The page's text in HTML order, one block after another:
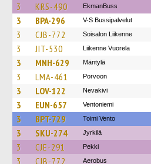
3 KRS-490 EkmanBuss
3 BPA-296 V-S Bussipalvelut
3 CJB-772 Soisalon Liikenne
3 JIT-530 Liikenne Vuorela
3 MNH-629 Mäntylä
3 LMA-461 Porvoon
3 LOV-122 Nevakivi
3 EUN-657 Ventoniemi
3 BPT-729 Toimi Vento
3 SKU-274 Jyrkilä
3 CJE-291 Pekki
3 CJB-772 Aerobus